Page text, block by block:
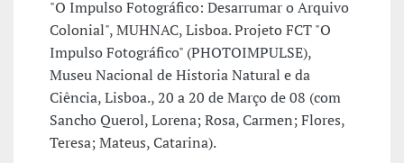
"O Impulso Fotográfico: Desarrumar o Arquivo
Colonial", MUHNAC, Lisboa. Projeto FCT "O
Impulso Fotográfico" (PHOTOIMPULSE),
Museu Nacional de Historia Natural e da
Ciência, Lisboa., 20 a 20 de Março de 08 (com
Sancho Querol, Lorena; Rosa, Carmen; Flores,
Teresa; Mateus, Catarina).